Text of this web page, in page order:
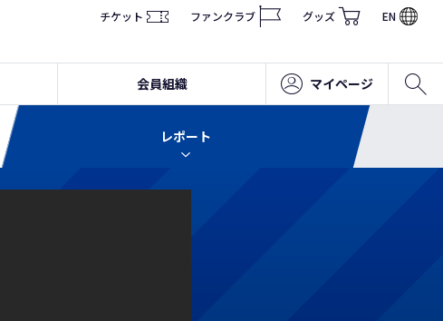
チケット ファンクラブ グッズ EN
会員組織 マイページ
レポート